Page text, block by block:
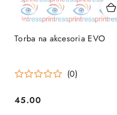
Torba na akcesoria EVO
(0)
Cena:
45.00